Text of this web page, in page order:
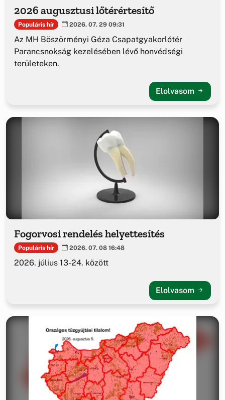
2026 augusztusi lőtérértesítő
Populáris hír 2026. 07. 29 09:31
Az MH Böszörményi Géza Csapatgyakorlótér
Parancsnokság kezelésében lévő honvédségi
területeken.
Elolvasom
Fogorvosi rendelés helyettesítés
Populáris hír 2026. 07. 08 16:48
2026. július 13-24. között
Elolvasom